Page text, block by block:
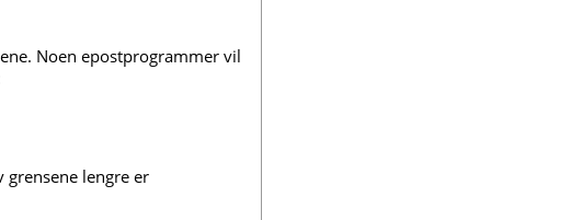
Noen epostprogrammer vil
lengre er